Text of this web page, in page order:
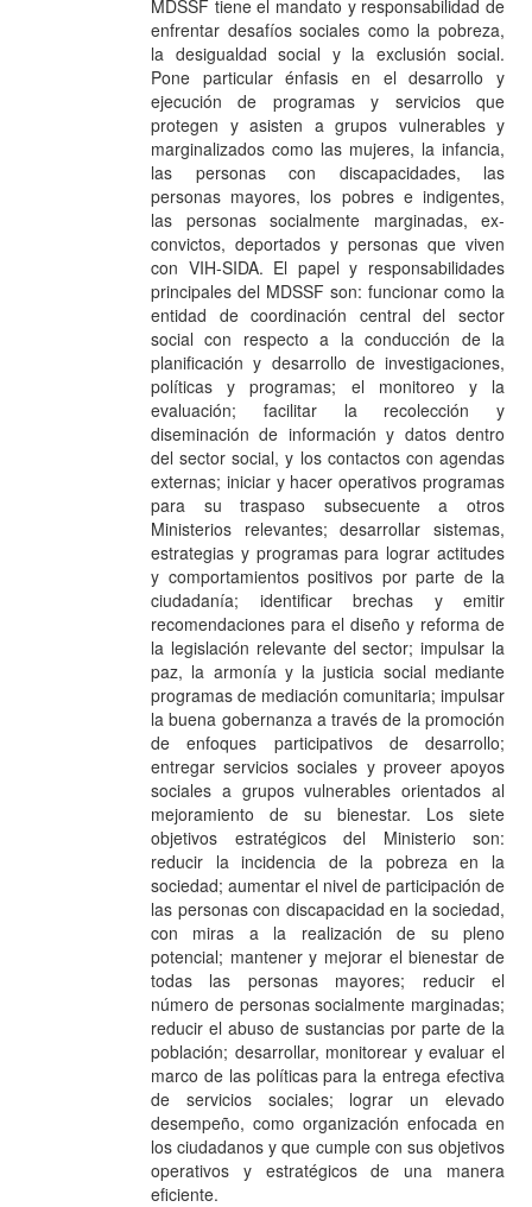
MDSSF tiene el mandato y responsabilidad de
enfrentar desafíos sociales como la pobreza,
la desigualdad social y la exclusión social.
Pone particular énfasis en el desarrollo y
ejecución de programas y servicios que
protegen y asisten a grupos vulnerables y
marginalizados como las mujeres, la infancia,
las personas con discapacidades, las
personas mayores, los pobres e indigentes,
las personas socialmente marginadas, ex-
convictos, deportados y personas que viven
con VIH-SIDA. El papel y responsabilidades
principales del MDSSF son: funcionar como la
entidad de coordinación central del sector
social con respecto a la conducción de la
planificación y desarrollo de investigaciones,
políticas y programas; el monitoreo y la
evaluación; facilitar la recolección y
diseminación de información y datos dentro
del sector social, y los contactos con agendas
externas; iniciar y hacer operativos programas
para su traspaso subsecuente a otros
Ministerios relevantes; desarrollar sistemas,
estrategias y programas para lograr actitudes
y comportamientos positivos por parte de la
ciudadanía; identificar brechas y emitir
recomendaciones para el diseño y reforma de
la legislación relevante del sector; impulsar la
paz, la armonía y la justicia social mediante
programas de mediación comunitaria; impulsar
la buena gobernanza a través de la promoción
de enfoques participativos de desarrollo;
entregar servicios sociales y proveer apoyos
sociales a grupos vulnerables orientados al
mejoramiento de su bienestar. Los siete
objetivos estratégicos del Ministerio son:
reducir la incidencia de la pobreza en la
sociedad; aumentar el nivel de participación de
las personas con discapacidad en la sociedad,
con miras a la realización de su pleno
potencial; mantener y mejorar el bienestar de
todas las personas mayores; reducir el
número de personas socialmente marginadas;
reducir el abuso de sustancias por parte de la
población; desarrollar, monitorear y evaluar el
marco de las políticas para la entrega efectiva
de servicios sociales; lograr un elevado
desempeño, como organización enfocada en
los ciudadanos y que cumple con sus objetivos
operativos y estratégicos de una manera
eficiente.